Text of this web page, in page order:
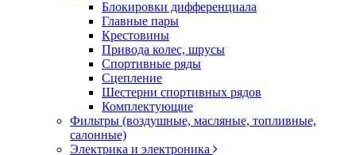
Блокировки дифференциала
Главные пары
Крестовины
Привода колес, шрусы
Спортивные ряды
Сцепление
Шестерни спортивных рядов
Комплектующие
Фильтры (воздушные, масляные, топливные,
салонные)
Электрика и электроника